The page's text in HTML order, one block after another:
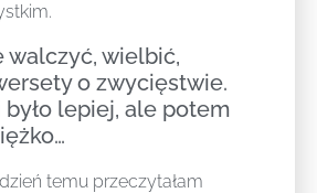
walczyć, wielbić,
o zwycięstwie.
lepiej, ale potem
temu przeczytałam